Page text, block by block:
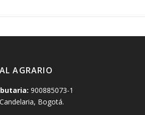
AGRARIO
900885073-1
Bogotá.